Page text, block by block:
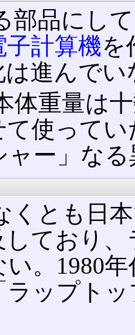
部品にし
子計算機を
は進んで
体重量は
て使って
ー」な
くとも日
しており
。1980
ラップト